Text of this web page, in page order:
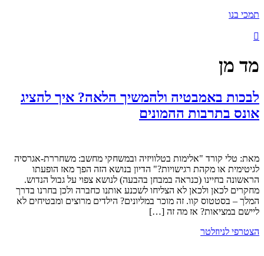
תמכי בנו
מד מן
לבכות באמבטיה ולהמשיך הלאה? איך להציג
אונס בתרבות ההמונים
מאת: טלי קורד "אלימות בטלוויזיה ובמשחקי מחשב: משחררת-אגרסיה
לגיטימית או מקהת רגישויות?" הדיון בנושא הזה הפך מאז הופעתו
הראשונה בחיינו (כנראה במבחן בהבעה) לנושא צפוי על גבול הנדוש.
מחקרים לכאן ולכאן לא הצליחו לשכנע אותנו כחברה ולכן בחרנו בדרך
המלך – בסטטוס קוו. זה מוכר במליונים? הילדים מרוצים ומבטיחים לא
ליישם במציאות? אז מה זה […]
הצטרפי לניוזלטר